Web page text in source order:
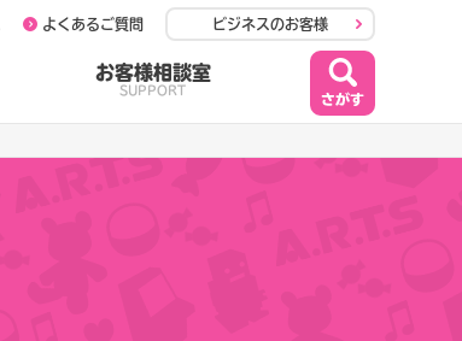
お客様相談室
SUPPORT
よくあるご質問 ビジネスのお客様